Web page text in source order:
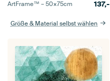
ArtFrame™ –50×75cm 137,-
Größe & Material selbst wählen